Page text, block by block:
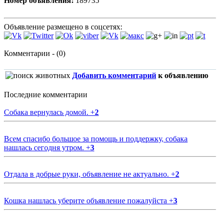
Объявление размещено в соцсетях:
Комментарии - (0)
Добавить комментарий к объявлению
Последние комментарии
Собака вернулась домой. +2
Всем спасибо большое за помощь и поддержку, собака
нашлась сегодня утром. +3
Отдала в добрые руки, объявление не актуально. +2
Кошка нашлась уберите объявление пожалуйста +3